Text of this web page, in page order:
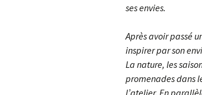
ses envies.
Après avoir passé
inspirer par son
La nature, les
promenades dans
l’atelier. En